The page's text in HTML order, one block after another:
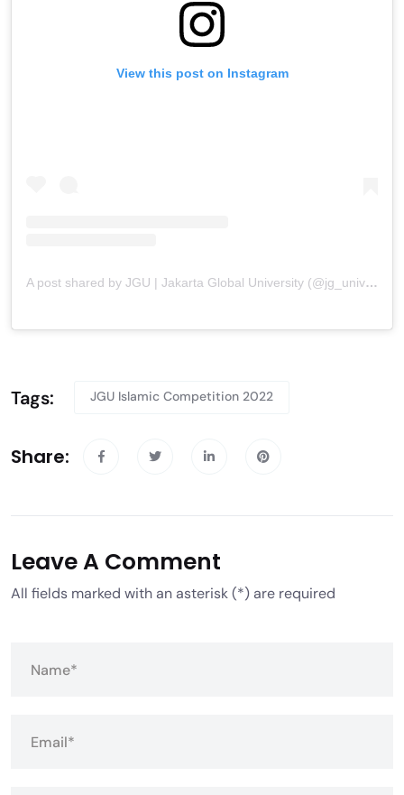
View this post on Instagram
A post shared by JGU | Jakarta Global University (@jg_university)
Tags: JGU Islamic Competition 2022
Share:
Leave A Comment
All fields marked with an asterisk (*) are required